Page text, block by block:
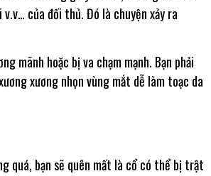
của đối thủ. Đó là chuyện xảy ra
mãnh hoặc bị va chạm mạnh. Bạn phải
xương nhọn vùng mắt dễ làm toạc da
quá, bạn sẽ quên mất là cổ có thể bị trật